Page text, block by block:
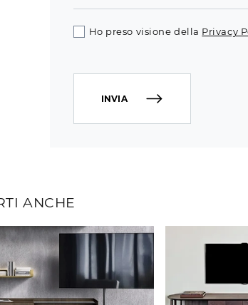
Ho preso visione della Privacy
INVIA
ANCHE